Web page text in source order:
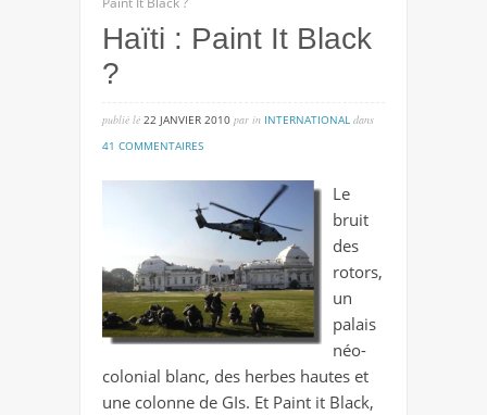
Haïti : Paint It Black
?
publié lé 22 JANVIER 2010 par in INTERNATIONAL dans
41 COMMENTAIRESsur
paint
black
?
Le
bruit
des
rotors,
un
palais
néo-
colonial blanc, des herbes hautes et
une colonne de GIs. Et Paint it Black,